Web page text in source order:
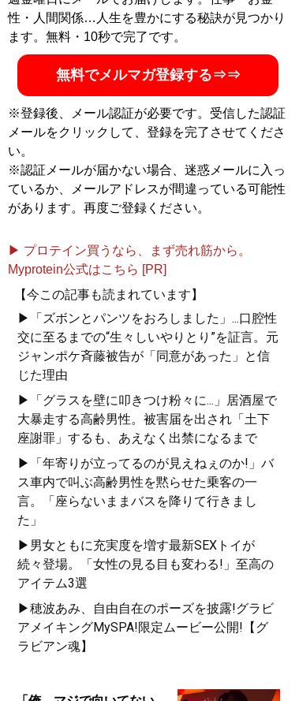
性・人間関係…人生を豊かにする秘訣が見つかり
ます。無料・10秒で完了です。
無料でメルマガ登録する⇒⇒
※登録後、メール認証が必要です。受信した認証
メールをクリックして、登録を完了させてくださ
い。
※認証メールが届かない場合、迷惑メールに入っ
ているか、メールアドレスが間違っている可能性
があります。再度ご登録ください。
▶ プロテイン買うなら、まず売れ筋から。
Myprotein公式はこちら [PR]
【今この記事も読まれています】
▶「ズボンとパンツをおろしました」...口腔性
交に至るまでの“生々しいやりとり”を証言。元
ジャンポケ斉藤被告が「同意があった」と信
じた理由
▶「グラスを壁に叩きつけ粉々に...」居酒屋で
大暴走する高齢男性。被害届を出され「土下
座謝罪」するも、あえなく出禁になるまで
▶「年寄りが立ってるのが見えねぇのか!」バ
ス車内で叫ぶ高齢男性を黙らせた乗客の一
言。「座らないままバスを降りて行きまし
た」
▶男女ともに充実度を増す最新SEXトイが
続々登場。「女性の見る目も変わる!」至高の
アイテム3選
▶穂波あみ、自由自在のポーズを披露!グラビ
アメイキングMySPA!限定ムービー公開!【グ
ラビアン魂】